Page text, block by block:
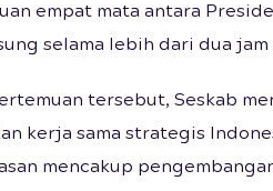
empat mata antara
selama lebih dari dua
tersebut, Seskab
kerja sama strategis
mencakup